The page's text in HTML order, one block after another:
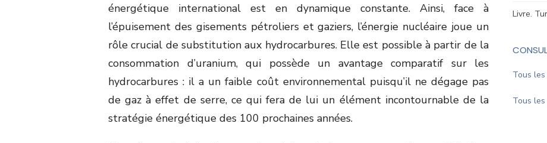
énergétique international est en dynamique constante. Ainsi, face à
l’épuisement des gisements pétroliers et gaziers, l’énergie nucléaire joue un
rôle crucial de substitution aux hydrocarbures. Elle est possible à partir de la
consommation d’uranium, qui possède un avantage comparatif sur les
hydrocarbures : il a un faible coût environnemental puisqu’il ne dégage pas
de gaz à effet de serre, ce qui fera de lui un élément incontournable de la
stratégie énergétique des 100 prochaines années.
Livre.
Tous
Tous